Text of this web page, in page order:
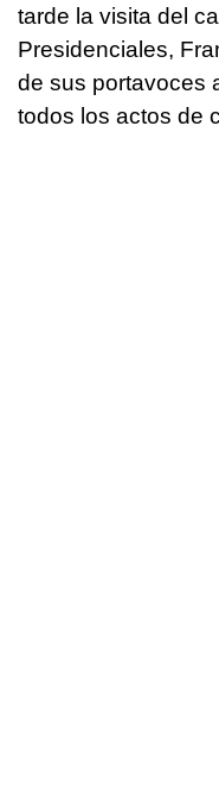
tarde la visita del
Presidenciales,
de sus portavoces
todos los actos de